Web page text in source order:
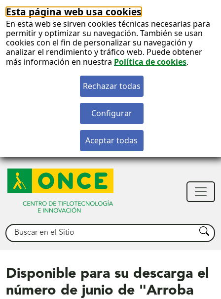
Esta página web usa cookies
En esta web se sirven cookies técnicas necesarias para
permitir y optimizar su navegación. También se usan
cookies con el fin de personalizar su navegación y
analizar el rendimiento y tráfico web. Puede obtener
más información en nuestra Política de cookies.
Buscar Buscar
Disponible para su descarga el
número de junio de "Arroba